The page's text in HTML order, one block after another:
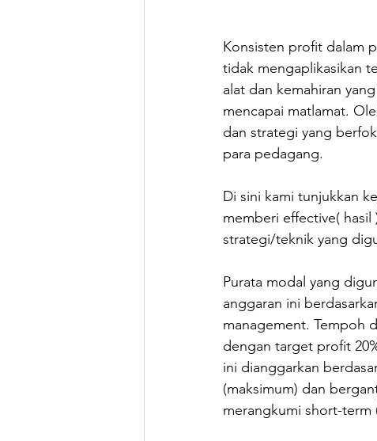
Konsisten profit dalam
tidak mengaplikasikan
alat dan kemahiran
mencapai matlamat.
dan strategi yang
para pedagang.
Di sini kami tunjukkan
memberi effective(
strategi/teknik yang
Purata modal yang
anggaran ini
management. Tempoh
dengan target profit
ini dianggarkan
(maksimum) dan
merangkumi short-term